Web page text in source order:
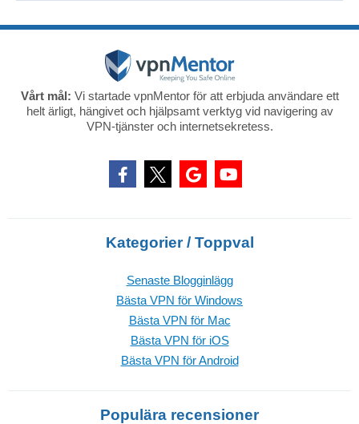
Vårt mål: Vi startade vpnMentor för att erbjuda användare ett
helt ärligt, hängivet och hjälpsamt verktyg vid navigering av
VPN-tjänster och internetsekretess.
Kategorier / Toppval
Senaste Blogginlägg
Bästa VPN för Windows
Bästa VPN för Mac
Bästa VPN för iOS
Bästa VPN för Android
Populära recensioner